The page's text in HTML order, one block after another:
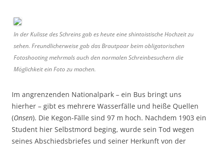
In der Kulisse des Schreins gab es heute eine shintoistische Hochzeit zu
sehen. Freundlicherweise gab das Brautpaar beim obligatorischen
Fotoshooting mehrmals auch den normalen Schreinbesuchern die
Möglichkeit ein Foto zu machen.
Im angrenzenden Nationalpark – ein Bus bringt uns
hierher – gibt es mehrere Wasserfälle und heiße Quellen
(Onsen). Die Kegon-Fälle sind 97 m hoch. Nachdem 1903 ein
Student hier Selbstmord beging, wurde sein Tod wegen
seines Abschiedsbriefes und seiner Herkunft von der